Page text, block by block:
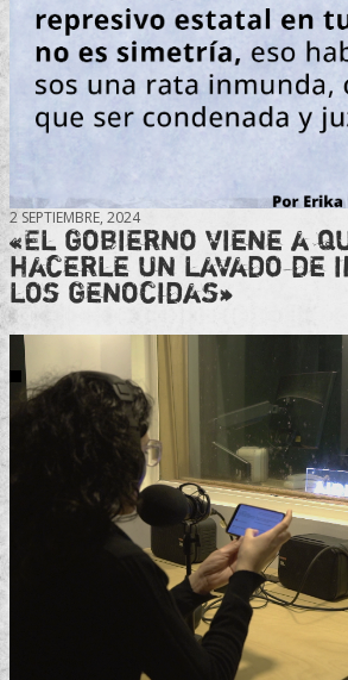
2 SEPTIEMBRE, 2024
«El gobierno viene a
hacerle un lavado de
los genocidas»